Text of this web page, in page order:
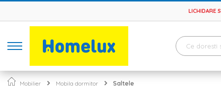
LICHIDARE
Mobilier Mobila dormitor Saltele